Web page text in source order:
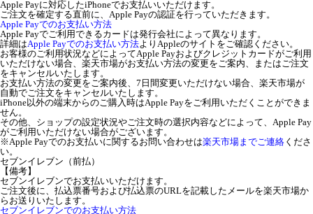
Apple Payに対応したiPhoneでお支払いいただけます。
ご注文を確定する直前に、Apple Payの認証を行っていただきます。
Apple Payでのお支払い方法
Apple Payでご利用できるカードは発行会社によって異なります。
詳細はApple Payでのお支払い方法よりAppleのサイトをご確認ください。
お客様のご利用状況などによってApple Payおよびクレジットカードがご利用
いただけない場合、楽天市場がお支払い方法の変更をご案内、またはご注文
をキャンセルいたします。
お支払い方法の変更をご案内後、7日間変更いただけない場合、楽天市場が
自動でご注文をキャンセルいたします。
iPhone以外の端末からのご購入時はApple Payをご利用いただくことができま
せん。
その他、ショップの設定状況やご注文時の選択内容などによって、Apple Pay
がご利用いただけない場合がございます。
※Apple Payでのお支払いに関するお問い合わせは楽天市場までご連絡 くださ
い。
セブンイレブン（前払）
【備考】
セブンイレブンでお支払いいただけます。
ご注文後に、払込票番号および払込票のURLを記載したメールを楽天市場か
らお送りいたします。
セブンイレブンでのお支払い方法